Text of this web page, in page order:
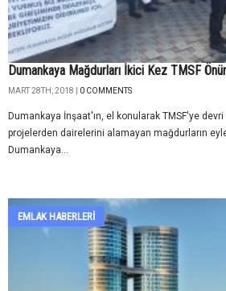
Dumankaya Mağdurları İkici Kez TMSF
MART 28TH, 2018 | 0 COMMENTS
Dumankaya İnşaat'ın, el konularak TMSF'ye
projelerden dairelerini alamayan mağdurların
Dumankaya...
EMLAK HABERLERI